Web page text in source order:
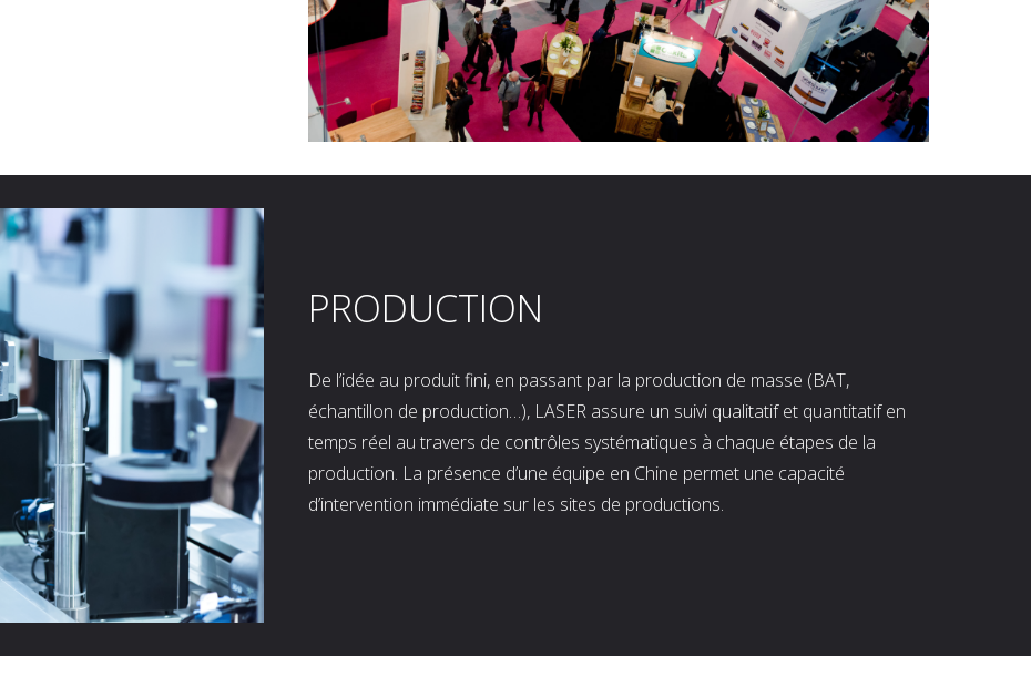
PRODUCTION
De l’idée au produit fini, en passant par la production de masse (BAT,
échantillon de production…), LASER assure un suivi qualitatif et quantitatif en
temps réel au travers de contrôles systématiques à chaque étapes de la
production. La présence d’une équipe en Chine permet une capacité
d’intervention immédiate sur les sites de productions.